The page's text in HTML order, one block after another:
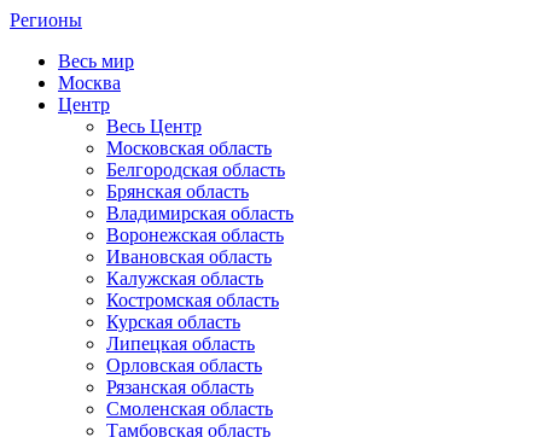
Регионы
Весь мир
Москва
Центр
Весь Центр
Московская область
Белгородская область
Брянская область
Владимирская область
Воронежская область
Ивановская область
Калужская область
Костромская область
Курская область
Липецкая область
Орловская область
Рязанская область
Смоленская область
Тамбовская область